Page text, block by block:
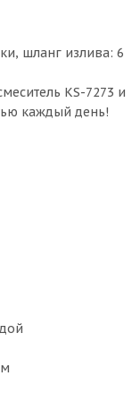
шланг излива: 6
KS-7273 и
каждый день!